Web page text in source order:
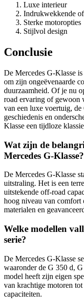
Luxe interieur
Indrukwekkende
Sterke motoropties
Stijlvol design
Conclusie
De Mercedes G-Klasse
om zijn ongeëvenaarde
duurzaamheid. Of je nu
road ervaring of gewoon
van een luxe voertuig,
geschiedenis en
Klasse een tijdloze
Wat zijn de
Mercedes G-Klasse?
De Mercedes G-Klasse
uitstraling. Het is een
uitstekende off-road
hoog niveau van comfort
materialen en
Welke modellen
serie?
De Mercedes G-Klasse
waaronder de G 350 d,
model heeft zijn eigen
van krachtige motoren
capaciteiten.